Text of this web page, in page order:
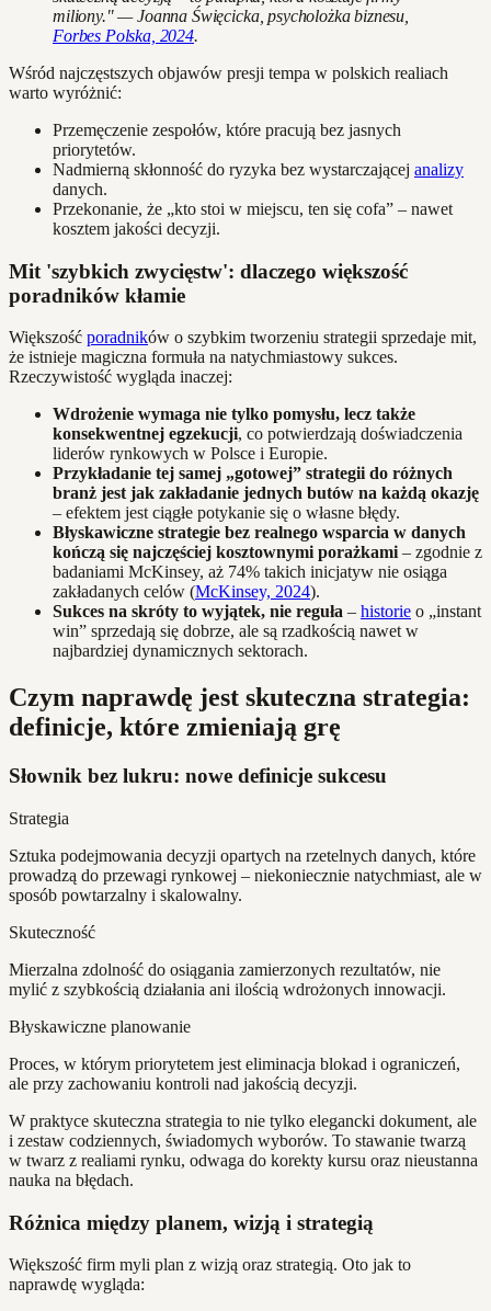
miliony." — Joanna Święcicka, psycholożka biznesu,
Forbes Polska, 2024.
Wśród najczęstszych objawów presji tempa w polskich realiach
warto wyróżnić:
Przemęczenie zespołów, które pracują bez jasnych
priorytetów.
Nadmierną skłonność do ryzyka bez wystarczającej analizy
danych.
Przekonanie, że „kto stoi w miejscu, ten się cofa” – nawet
kosztem jakości decyzji.
Mit 'szybkich zwycięstw': dlaczego większość
poradników kłamie
Większość poradników o szybkim tworzeniu strategii sprzedaje mit,
że istnieje magiczna formuła na natychmiastowy sukces.
Rzeczywistość wygląda inaczej:
Wdrożenie wymaga nie tylko pomysłu, lecz także
konsekwentnej egzekucji, co potwierdzają doświadczenia
liderów rynkowych w Polsce i Europie.
Przykładanie tej samej „gotowej” strategii do różnych
branż jest jak zakładanie jednych butów na każdą okazję
– efektem jest ciągłe potykanie się o własne błędy.
Błyskawiczne strategie bez realnego wsparcia w danych
kończą się najczęściej kosztownymi porażkami – zgodnie z
badaniami McKinsey, aż 74% takich inicjatyw nie osiąga
zakładanych celów (McKinsey, 2024).
Sukces na skróty to wyjątek, nie reguła – historie o „instant
win” sprzedają się dobrze, ale są rzadkością nawet w
najbardziej dynamicznych sektorach.
Czym naprawdę jest skuteczna strategia:
definicje, które zmieniają grę
Słownik bez lukru: nowe definicje sukcesu
Strategia
Sztuka podejmowania decyzji opartych na rzetelnych danych, które
prowadzą do przewagi rynkowej – niekoniecznie natychmiast, ale w
sposób powtarzalny i skalowalny.
Skuteczność
Mierzalna zdolność do osiągania zamierzonych rezultatów, nie
mylić z szybkością działania ani ilością wdrożonych innowacji.
Błyskawiczne planowanie
Proces, w którym priorytetem jest eliminacja blokad i ograniczeń,
ale przy zachowaniu kontroli nad jakością decyzji.
W praktyce skuteczna strategia to nie tylko elegancki dokument, ale
i zestaw codziennych, świadomych wyborów. To stawanie twarzą
w twarz z realiami rynku, odwaga do korekty kursu oraz nieustanna
nauka na błędach.
Różnica między planem, wizją i strategią
Większość firm myli plan z wizją oraz strategią. Oto jak to
naprawdę wygląda: